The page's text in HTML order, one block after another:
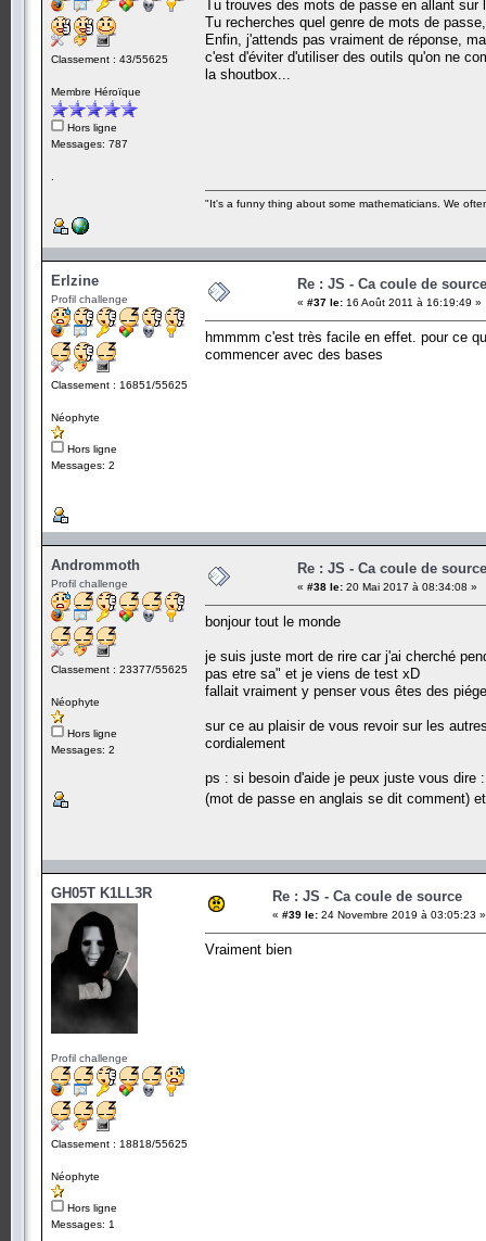
Classement : 43/55625
Membre Héroïque
Hors ligne
Messages: 787
Tu trouves des mots de passe en allant
Tu recherches quel genre de mots de
Enfin, j'attends pas vraiment de réponse,
c'est d'éviter d'utiliser des outils qu'on ne
la shoutbox...
"It's a funny thing about some mathematicians. We
Erlzine
Profil challenge
Classement : 16851/55625
Néophyte
Hors ligne
Messages: 2
Re : JS - Ca coule de source
« #37 le: 16 Août 2011 à 16:19:49 »
hmmmm c'est très facile en effet. pour ce
commencer avec des bases
Andrommoth
Profil challenge
Classement : 23377/55625
Néophyte
Hors ligne
Messages: 2
Re : JS - Ca coule de source
« #38 le: 20 Mai 2017 à 08:34:08 »
bonjour tout le monde
je suis juste mort de rire car j'ai cherché
pas etre sa" et je viens de test xD
fallait vraiment y penser vous êtes des
sur ce au plaisir de vous revoir sur les
cordialement
ps : si besoin d'aide je peux juste vous dire
(mot de passe en anglais se dit comment)
GH05T K1LL3R
Profil challenge
Classement : 18818/55625
Néophyte
Hors ligne
Messages: 1
Re : JS - Ca coule de source
« #39 le: 24 Novembre 2019 à 03:05:23 »
Vraiment bien